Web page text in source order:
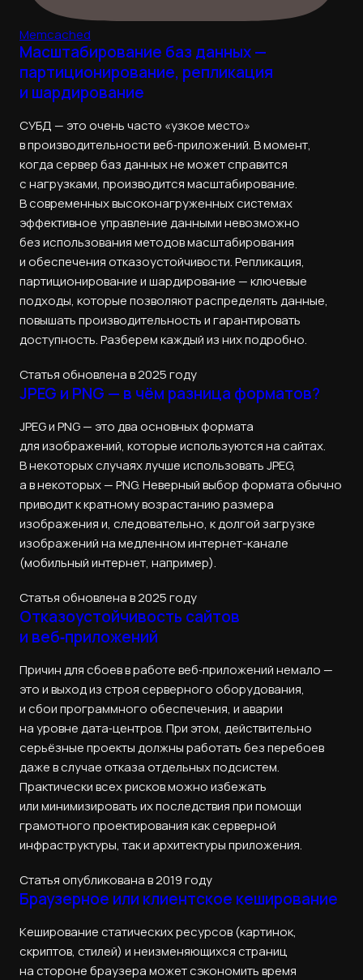
Memcached
Масштабирование баз данных —
партиционирование, репликация
и шардирование
СУБД — это очень часто «узкое место»
в производительности веб‑приложений. В момент,
когда сервер баз данных не может справится
с нагрузками, производится масштабирование.
В современных высоконагруженных системах
эффективное управление данными невозможно
без использования методов масштабирования
и обеспечения отказоустойчивости. Репликация,
партиционирование и шардирование — ключевые
подходы, которые позволяют распределять данные,
повышать производительность и гарантировать
доступность. Разберем каждый из них подробно.
Статья обновлена в 2025 году
JPEG и PNG — в чём разница форматов?
JPEG и PNG — это два основных формата
для изображений, которые используются на сайтах.
В некоторых случаях лучше использовать JPEG,
а в некоторых — PNG. Неверный выбор формата обычно
приводит к кратному возрастанию размера
изображения и, следовательно, к долгой загрузке
изображений на медленном интернет-канале
(мобильный интернет, например).
Статья обновлена в 2025 году
Отказоустойчивость сайтов
и веб‑приложений
Причин для сбоев в работе веб‑приложений немало —
это и выход из строя серверного оборудования,
и сбои программного обеспечения, и аварии
на уровне дата‑центров. При этом, действительно
серьёзные проекты должны работать без перебоев
даже в случае отказа отдельных подсистем.
Практически всех рисков можно избежать
или минимизировать их последствия при помощи
грамотного проектирования как серверной
инфраструктуры, так и архитектуры приложения.
Статья опубликована в 2019 году
Браузерное или клиентское кеширование
Кеширование статических ресурсов (картинок,
скриптов, стилей) и неизменяющихся страниц
на стороне браузера может сэкономить время